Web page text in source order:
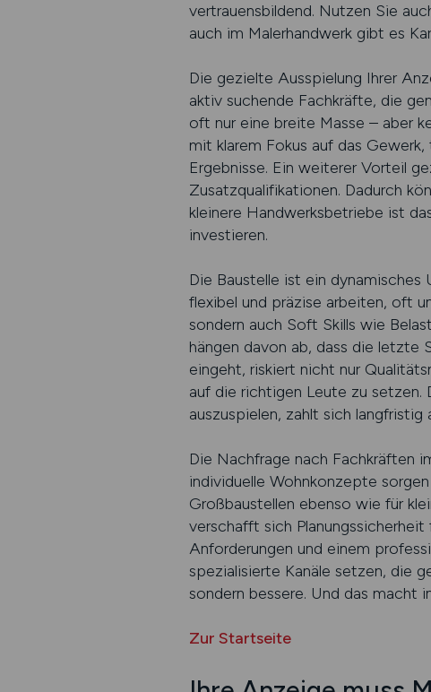
vertrauensbildend. Nutzen Sie
auch im Malerhandwerk gibt es
Die gezielte Ausspielung Ihrer
aktiv suchende Fachkräfte, die
oft nur eine breite Masse – aber
mit klarem Fokus auf das
Ergebnisse. Ein weiterer Vorteil
Zusatzqualifikationen. Dadurch
kleinere Handwerksbetriebe ist
investieren.
Die Baustelle ist ein
flexibel und präzise arbeiten, oft
sondern auch Soft Skills wie
hängen davon ab, dass die letzte
eingeht, riskiert nicht nur
auf die richtigen Leute zu setzen.
auszuspielen, zahlt sich
Die Nachfrage nach Fachkräften
individuelle Wohnkonzepte
Großbaustellen ebenso wie für
verschafft sich
Anforderungen und einem
spezialisierte Kanäle setzen, die
sondern bessere. Und das macht
Zur Startseite